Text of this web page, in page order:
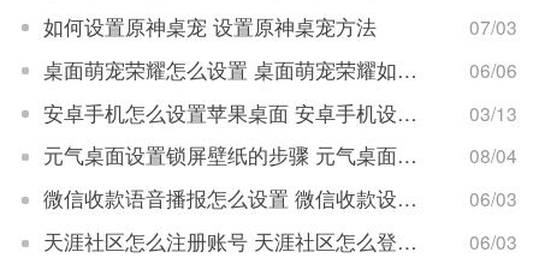
如何设置原神桌宠 设置原神桌宠方法 07/03
桌面萌宠荣耀怎么设置 桌面萌宠荣耀如何设置 06/06
安卓手机怎么设置苹果桌面 安卓手机设置苹果桌面教程 03/13
元气桌面设置锁屏壁纸的步骤 元气桌面锁屏壁纸设置方法详解 08/04
微信收款语音播报怎么设置 微信收款设置语音播报教程 06/03
天涯社区怎么注册账号 天涯社区怎么登录账号 06/03